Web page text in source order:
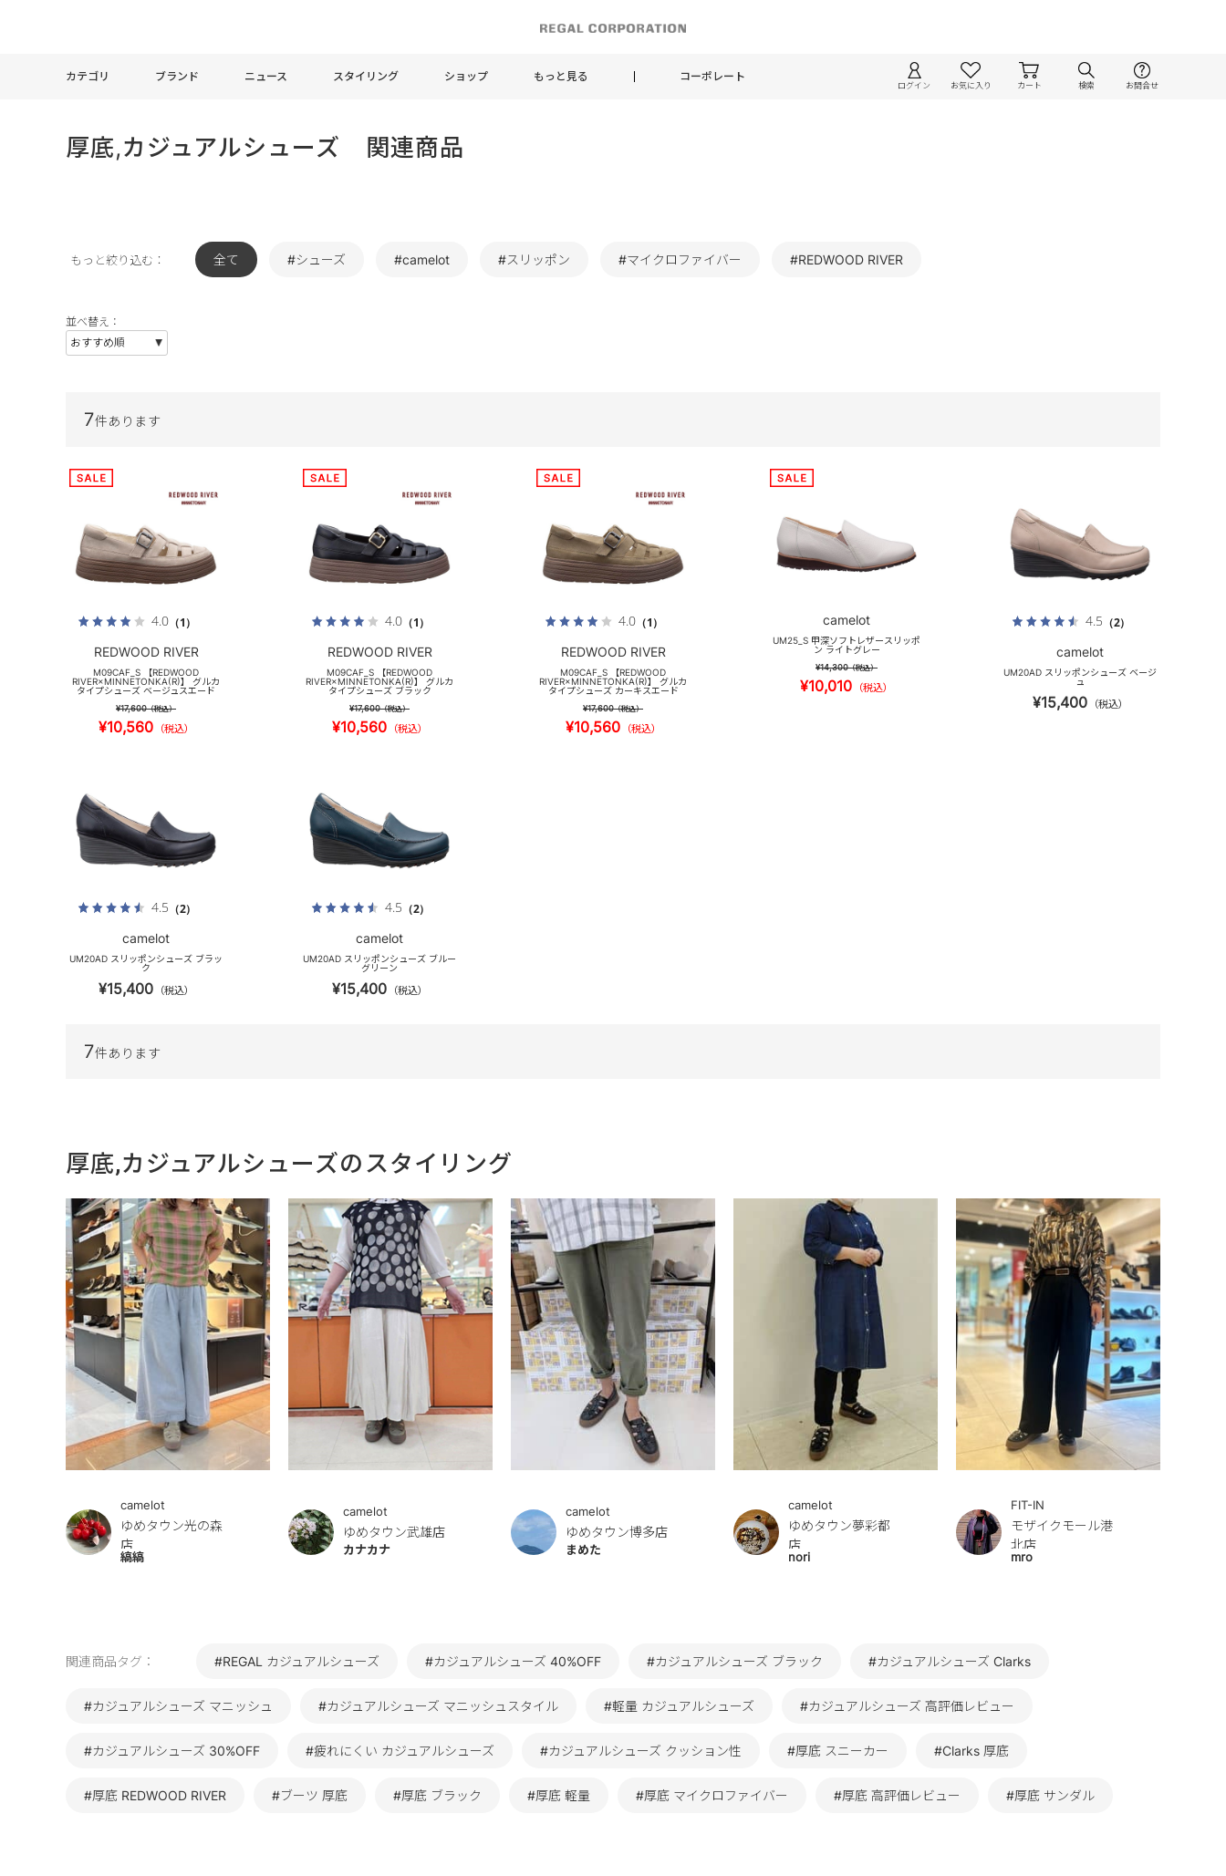
カテゴリ ブランド ニュース スタイリング ショップ もっと見る コーポレート
ログイン お気に入り カート 検索 お問合せ
厚底,カジュアルシューズ 関連商品
もっと絞り込む： 全て #シューズ #camelot #スリッポン #マイクロファイバー #REDWOOD RIVER
並べ替え：
7件あります
4.0（1）
REDWOOD RIVER
M09CAF_S 【REDWOOD
RIVER×MINNETONKA(R)】 グルカ
タイプシューズ ベージュスエード
¥17,600（税込）
¥10,560 （税込）
4.0（1）
REDWOOD RIVER
M09CAF_S 【REDWOOD
RIVER×MINNETONKA(R)】 グルカ
タイプシューズ ブラック
¥17,600（税込）
¥10,560 （税込）
4.0（1）
REDWOOD RIVER
M09CAF_S 【REDWOOD
RIVER×MINNETONKA(R)】 グルカ
タイプシューズ カーキスエード
¥17,600（税込）
¥10,560 （税込）
camelot
UM25_S 甲深ソフトレザースリッポ
ン ライトグレー
¥14,300（税込）
¥10,010 （税込）
4.5 （2）
camelot
UM20AD スリッポンシューズ ベージ
ュ
¥15,400 （税込）
4.5 （2）
camelot
UM20AD スリッポンシューズ ブラッ
ク
¥15,400 （税込）
4.5 （2）
camelot
UM20AD スリッポンシューズ ブルー
グリーン
¥15,400 （税込）
7件あります
厚底,カジュアルシューズのスタイリング
camelot
ゆめタウン光の森
店
縞縞
camelot
ゆめタウン武雄店
カナカナ
camelot
ゆめタウン博多店
まめた
camelot
ゆめタウン夢彩都
店
nori
FIT-IN
モザイクモール港
北店
mro
関連商品タグ： #REGAL カジュアルシューズ #カジュアルシューズ 40%OFF #カジュアルシューズ ブラック #カジュアルシューズ Clarks
#カジュアルシューズ マニッシュ #カジュアルシューズ マニッシュスタイル #軽量 カジュアルシューズ #カジュアルシューズ 高評価レビュー
#カジュアルシューズ 30%OFF #疲れにくい カジュアルシューズ #カジュアルシューズ クッション性 #厚底 スニーカー #Clarks 厚底
#厚底 REDWOOD RIVER #ブーツ 厚底 #厚底 ブラック #厚底 軽量 #厚底 マイクロファイバー #厚底 高評価レビュー #厚底 サンダル